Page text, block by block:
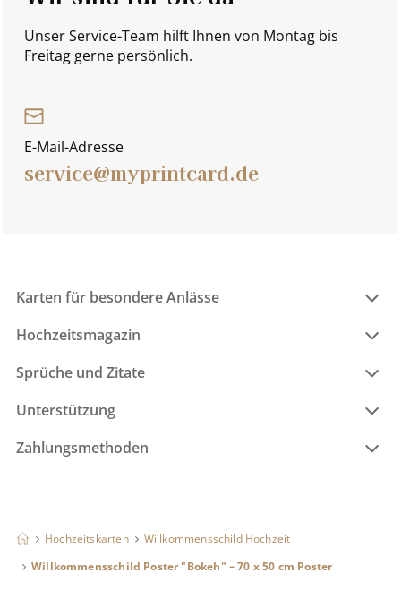
Unser Service-Team hilft Ihnen von Montag bis
Freitag gerne persönlich.
E-Mail-Adresse
service@myprintcard.de
Karten für besondere Anlässe
Hochzeitsmagazin
Sprüche und Zitate
Unterstützung
Zahlungsmethoden
Hochzeitskarten
Willkommensschild Hochzeit
Willkommensschild Poster "Bokeh" – 70 x 50 cm Poster